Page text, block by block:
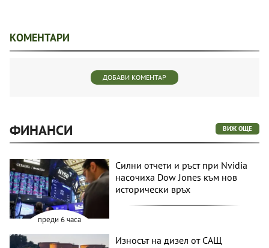
КОМЕНТАРИ
ДОБАВИ КОМЕНТАР
ФИНАНСИ ВИЖ ОЩЕ
преди 6 часа
Силни отчети и ръст при Nvidia
насочиха Dow Jones към нов
исторически връх
Износът на дизел от САЩ